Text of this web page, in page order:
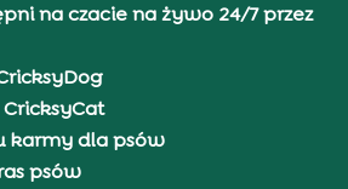
na czacie na żywo 24/7 przez
karmy dla psów
psów